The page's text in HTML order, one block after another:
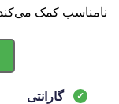
نامناسب کمک
گارانتی